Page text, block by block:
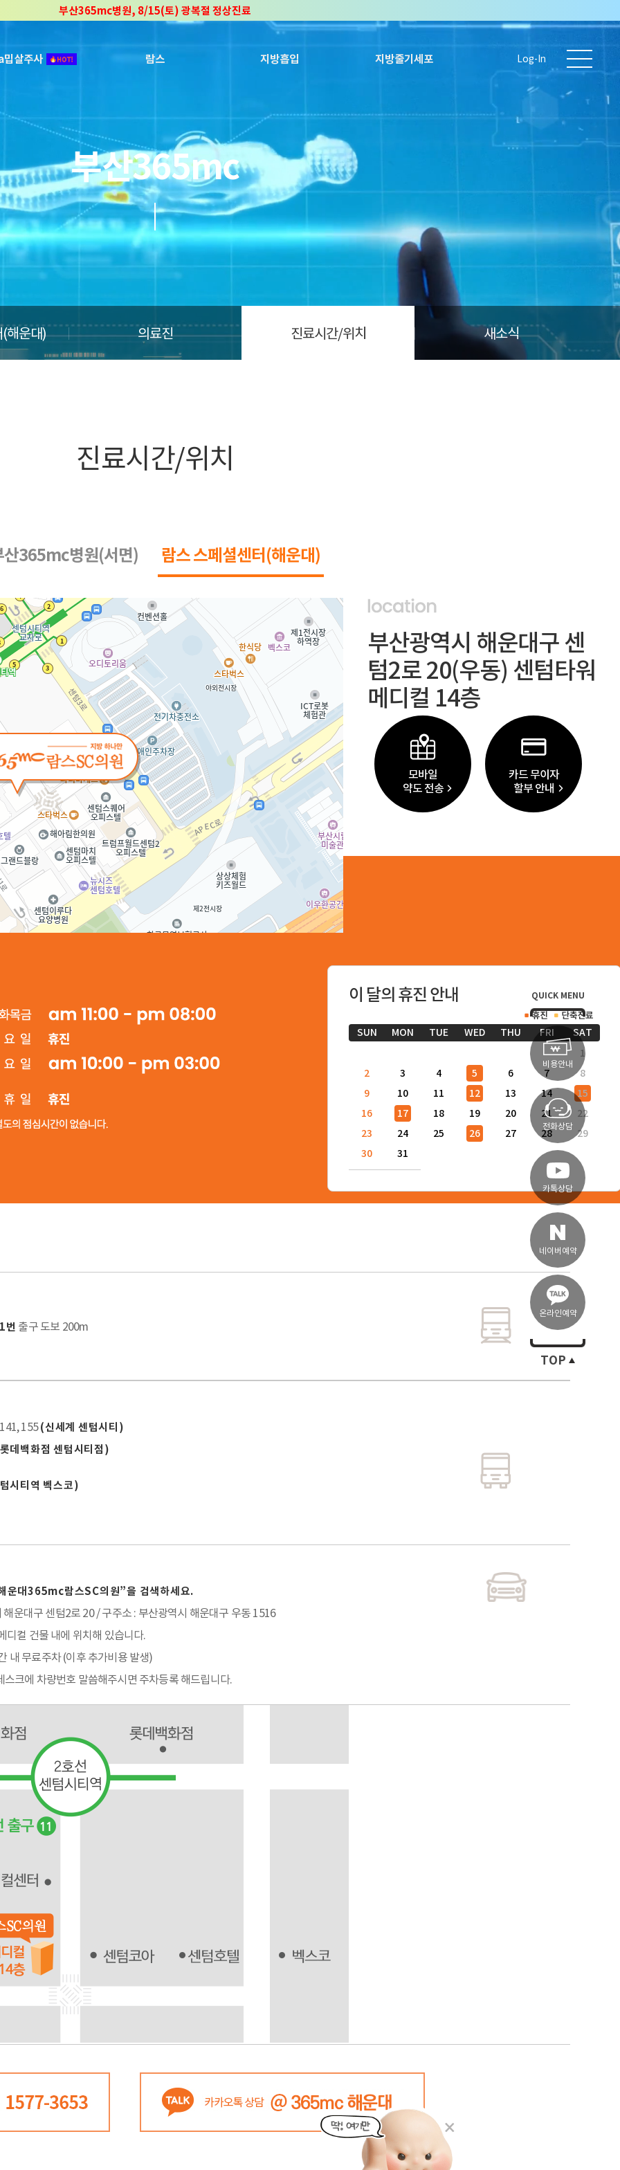
부산365mc병원, 8/15(토) 광복절 정상진료
2025 "부산365mc 보건복지부 장관상" 수상!
살주사 람스 지방흡입 지방줄기세포 Log-In
부산365mc
해운대) 의료진 진료시간/위치 새소식
진료시간/위치
산365mc병원(서면) 람스 스페셜센터(해운대)
부산광역시 해운대구 센
텀2로 20(우동) 센텀타워
메디컬 14층
모바일
약도 전송
카드 무이자
할부 안내
이 달의 휴진 안내
SUN MON TUE WED THU FRI
SAT
1
2
3 4 5 6 7
8
9
10 11 12 13 14
15
16
17 18 19 20 21
22
23
24 25 26 27 28
29
30
31
번 출구 도보 200m
155(신세계 센텀시티)
데백화점 센텀시티점)
시티역 벡스코)
운대365mc람스SC의원”을 검색하세요.
해운대구 센텀2로 20 / 구주소 : 부산광역시 해운대구 우동 1516
디컬 건물 내에 위치해 있습니다.
내 무료주차 (이후 추가비용 발생)
스크에 차량번호 말씀해주시면 주차등록 해드립니다.
QUICK MENU
비용안내
전화상담
카톡상담
네이버예약
온라인예약
TOP